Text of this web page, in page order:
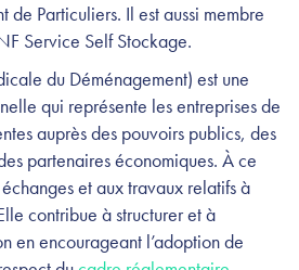
de Particuliers. Il est aussi membre
Service Self Stockage.
du Déménagement) est une
qui représente les entreprises de
auprès des pouvoirs publics, des
partenaires économiques. À ce
et aux travaux relatifs à
contribue à structurer et à
en encourageant l’adoption de